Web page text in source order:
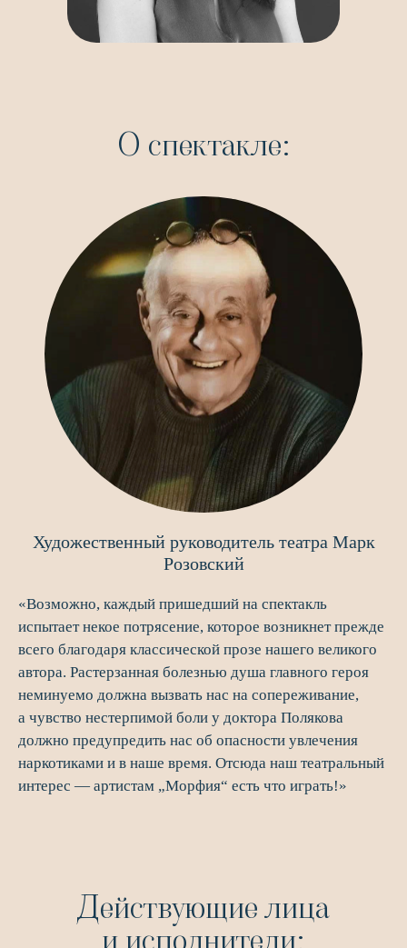
О спектакле:
Художественный руководитель театра Марк
Розовский
«Возможно, каждый пришедший на спектакль
испытает некое потрясение, которое возникнет прежде
всего благодаря классической прозе нашего великого
автора. Растерзанная болезнью душа главного героя
неминуемо должна вызвать нас на сопереживание,
а чувство нестерпимой боли у доктора Полякова
должно предупредить нас об опасности увлечения
наркотиками и в наше время. Отсюда наш театральный
интерес — артистам „Морфия“ есть что играть!»
Действующие лица